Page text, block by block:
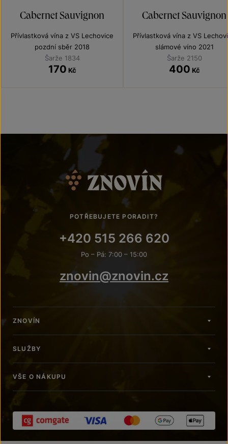
Cabernet Sauvignon
Přívlastková vína z VS Lechovice
pozdní sběr 2018
Šarže 1834
170 Kč
Cabernet Sauvignon
Přívlastková vína z VS
slámové víno 2021
Šarže 2150
400 Kč
POTŘEBUJETE PORADIT?
+420 515 266 620
Po – Pá: 7:00 – 15:00
znovin@znovin.cz
ZNOVÍN
SLUŽBY
VŠE O NÁKUPU